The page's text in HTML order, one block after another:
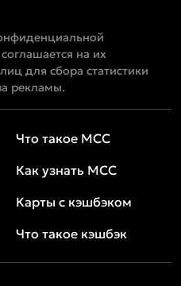
на их
для сбора статистики
рекламы.
Что такое MCC
Как узнать MCC
Карты с кэшбэком
Что такое кэшбэк